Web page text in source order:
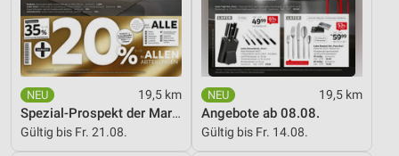
19,5 km
Spezial-Prospekt der Marken
Gültig bis Fr. 21.08.
19,5 km
Angebote ab 08.08.
Gültig bis Fr. 14.08.
Performance
Funktional
Werbung